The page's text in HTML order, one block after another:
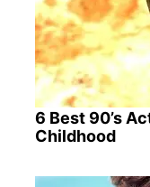
6 Best 90’s
Childhood